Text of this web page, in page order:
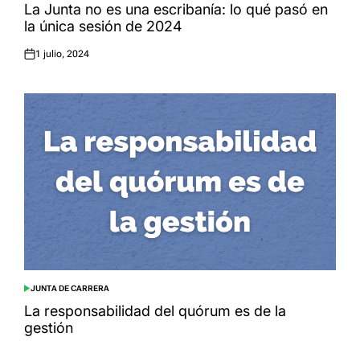
INLa Junta no es una escribanía: lo qué pasó en
la única sesión de 2024
Posted
1 julio, 2024
POSTED
IN
JUNTA DE CARRERA
La responsabilidad del quórum es de la
gestión